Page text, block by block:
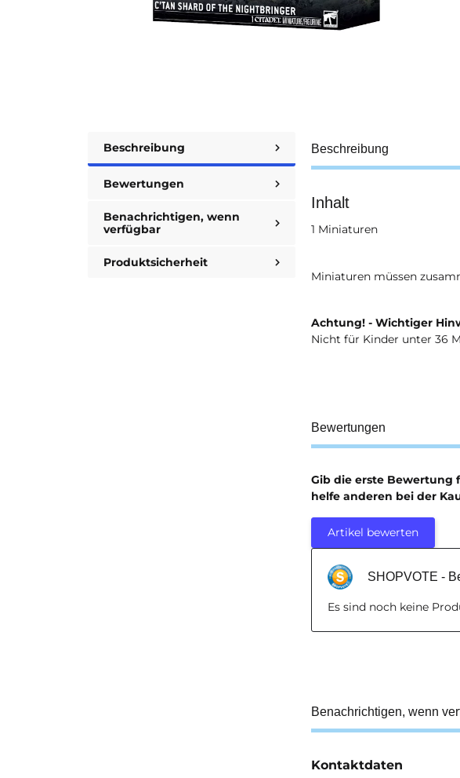
Beschreibung
Bewertungen
Benachrichtigen, wenn
verfügbar
Produktsicherheit
Beschreibung
Inhalt
1 Miniaturen
Miniaturen müssen
Achtung! - Wichtiger
Nicht für Kinder unter 36
Bewertungen
Gib die erste Bewertung
helfe anderen bei der
Artikel bewerten
SHOPVOTE -
Es sind noch keine
Benachrichtigen, wenn
Kontaktdaten